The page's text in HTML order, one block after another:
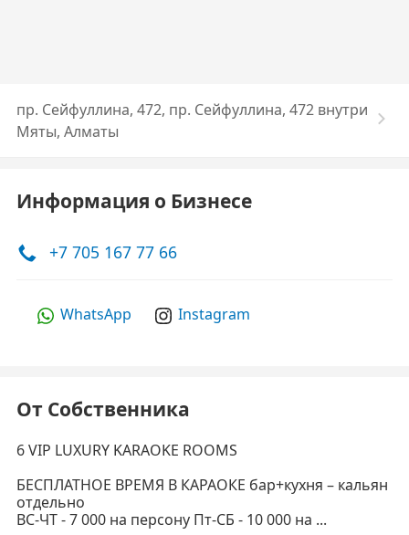
пр. Сейфуллина, 472, пр. Сейфуллина, 472 внутри
Мяты, Алматы
Информация о Бизнесе
+7 705 167 77 66
WhatsApp Instagram
От Собственника
6 VIP LUXURY KARAOKE ROOMS
БЕСПЛАТНОЕ ВРЕМЯ В КАРАОКЕ бар+кухня – кальян
отдельно
ВС-ЧТ - 7 000 на персону Пт-СБ - 10 000 на ...